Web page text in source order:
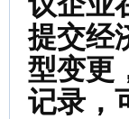
提交经
型变更
记录，